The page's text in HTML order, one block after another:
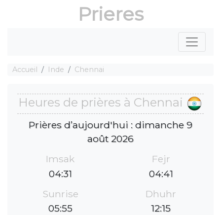
Prieres
Accueil Inde Chennai
Heures de prières à Chennai
Prières d’aujourd'hui : dimanche 9
août 2026
Imsak
04:31
Fejr
04:41
Sunrise
05:55
Dhuhr
12:15